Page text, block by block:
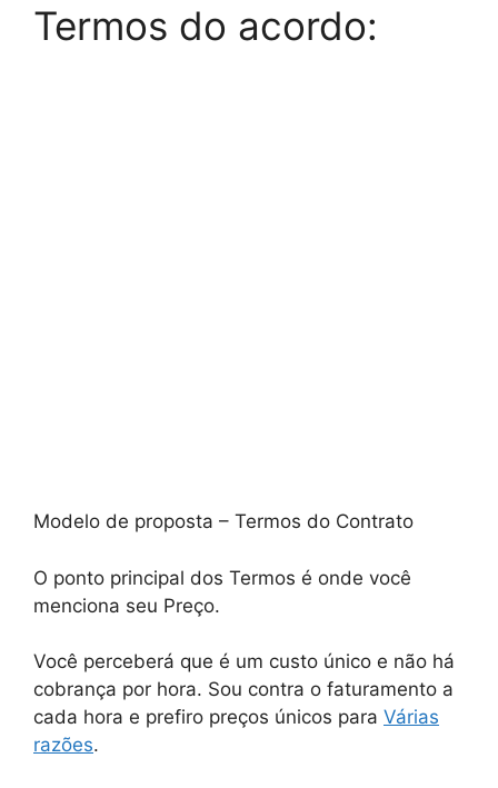
Termos do acordo:
Modelo de proposta – Termos do Contrato
O ponto principal dos Termos é onde você
menciona seu Preço.
Você perceberá que é um custo único e não há
cobrança por hora. Sou contra o faturamento a
cada hora e prefiro preços únicos para Várias
razões.